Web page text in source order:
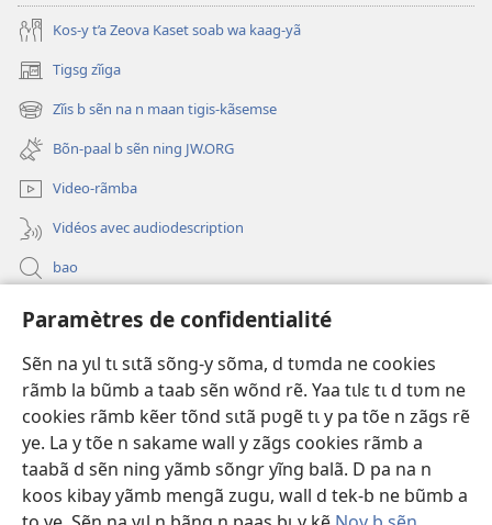
Paramètres de confidentialité
Sẽn na yɩl tɩ sɩtã sõng-y sõma, d tʋmda ne cookies
rãmb la bũmb a taab sẽn wõnd rẽ. Yaa tɩlɛ tɩ d tʋm ne
cookies rãmb kẽer tõnd sɩtã pʋgẽ tɩ y pa tõe n zãgs rẽ
ye. La y tõe n sakame wall y zãgs cookies rãmb a
taabã d sẽn ning yãmb sõngr yĩng balã. D pa na n
koos kibay yãmb mengã zugu, wall d tek-b ne bũmb a
Kos-y t’a Zeova Kaset soab wa kaag-yã
Tigsg zĩiga
(ouvre
une
nouvelle
fenêtre)
Zĩis b sẽn na n maan tigis-kãsemse
(ouvre
une
nouvelle
fenêtre)
Bõn-paal b sẽn ning JW.ORG
Video-rãmba
Vidéos avec audiodescription
bao
Kũuni
(ouvre
une
nouvelle
fenêtre)
Watchtower SƐB VAEESG ZĨIGA™
(ouvre
une
nouvelle
fenêtre)
JW Hub ®
(ouvre
une
nouvelle
fenêtre)